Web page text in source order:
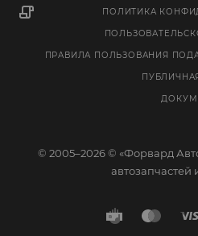
ПОЛИТИКА
ПРАВИЛА ПОЛЬЗОВАНИЯ
© 2005–2026 © «Форвард
автозапчастей